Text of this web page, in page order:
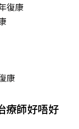
復康
康
療師好唔好